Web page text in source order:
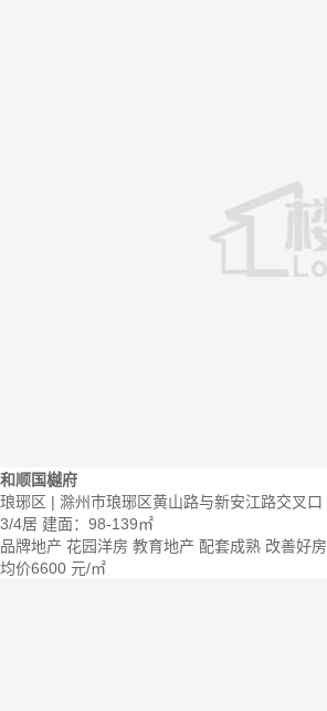
和顺国樾府
琅琊区 | 滁州市琅琊区黄山路与新安江路交叉口
3/4居 建面：98-139㎡
品牌地产 花园洋房 教育地产 配套成熟 改善好房
均价6600 元/㎡